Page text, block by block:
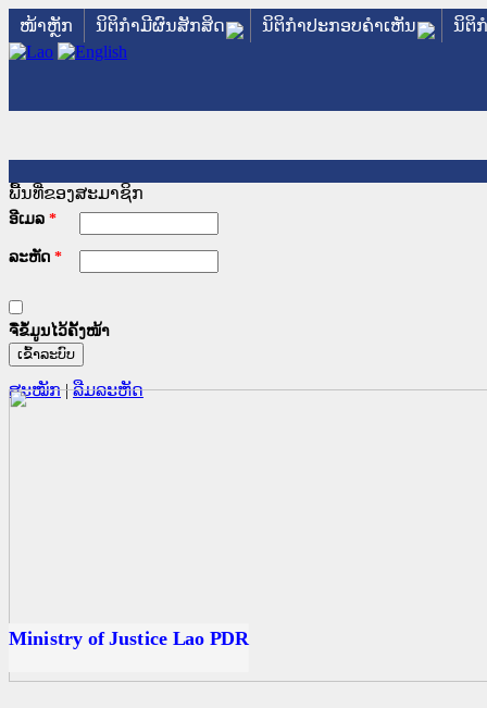
ໜ້າຫຼັກ ນິຕິກໍາມີຜົນສັກສິດ ນິຕິກໍາປະກອບຄໍາເຫັນ ນິຕິ
ພື້ນທີ່ຂອງສະມາຊິກ
ອີເມລ *
ລະຫັດ *
ຈື່ຂໍ້ມູນໄວ້ຄັ້ງໜ້າ
ສະໝັກ|ລືມລະຫັດ
Ministry of Justice Lao PDR